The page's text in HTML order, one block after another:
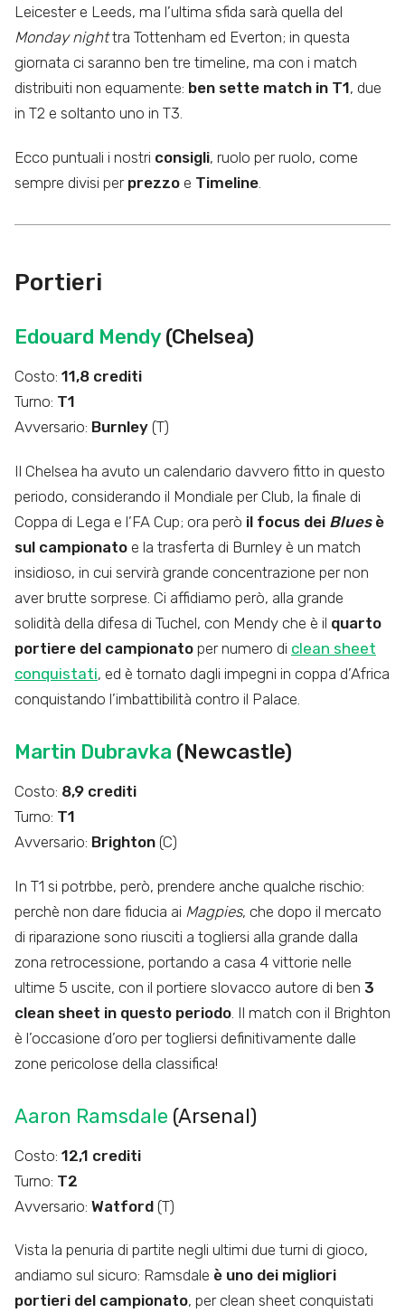
Leicester e Leeds, ma l’ultima sfida sarà quella del
Monday nighttra Tottenham ed Everton; in questa
giornata ci saranno ben tre timeline, ma con i match
distribuiti non equamente: ben sette match in T1, due
in T2 e soltanto uno in T3.
Ecco puntuali i nostri consigli, ruolo per ruolo, come
sempre divisi per prezzo e Timeline.
Portieri
Edouard Mendy(Chelsea)
Costo: 11,8 crediti
Turno: T1
Avversario: Burnley (T)
Il Chelsea ha avuto un calendario davvero fitto in questo
periodo, considerando il Mondiale per Club, la finale di
Coppa di Lega e l’FA Cup; ora però il focus dei Bluesè
sul campionato e la trasferta di Burnley è un match
insidioso, in cui servirà grande concentrazione per non
aver brutte sorprese. Ci affidiamo però, alla grande
solidità della difesa di Tuchel, con Mendy che è il quarto
portiere del campionato per numero di clean sheet
conquistati, ed è tornato dagli impegni in coppa d’Africa
conquistando l’imbattibilità contro il Palace.
Martin Dubravka (Newcastle)
Costo: 8,9 crediti
Turno: T1
Avversario: Brighton (C)
In T1 si potrbbe, però, prendere anche qualche rischio:
perchè non dare fiducia ai Magpies, che dopo il mercato
di riparazione sono riusciti a togliersi alla grande dalla
zona retrocessione, portando a casa 4 vittorie nelle
ultime 5 uscite, con il portiere slovacco autore di ben 3
clean sheet in questo periodo . Il match con il Brighton
è l’occasione d’oro per togliersi definitivamente dalle
zone pericolose della classifica!
Aaron Ramsdale (Arsenal)
Costo: 12,1 crediti
Turno: T2
Avversario: Watford (T)
Vista la penuria di partite negli ultimi due turni di gioco,
andiamo sul sicuro: Ramsdale è uno dei migliori
portieri del campionato, per clean sheet conquistati